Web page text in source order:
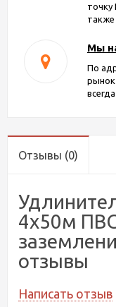
точку
Мы
По
Отзывы (0)
4х50м
отзывы
Написать отзыв